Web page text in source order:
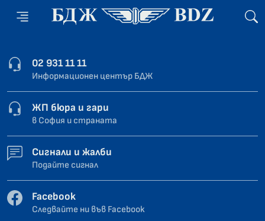
02 931 11 11
Информационен център БДЖ
ЖП бюра и гари
в София и страната
Сигнали и жалби
Подайте сигнал
Facebook
Следвайте ни във Facebook